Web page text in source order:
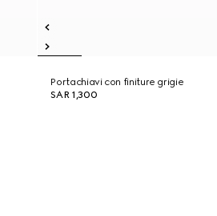
Portachiavi con finiture grigie
SAR 1,300